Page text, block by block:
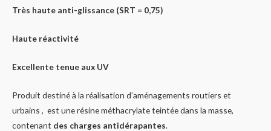
Très haute anti-glissance (SRT = 0,75)
Haute réactivité
Excellente tenue aux UV
Produit destiné à la réalisation d’aménagements routiers et
urbains , est une résine méthacrylate teintée dans la masse,
contenant des charges antidérapantes.